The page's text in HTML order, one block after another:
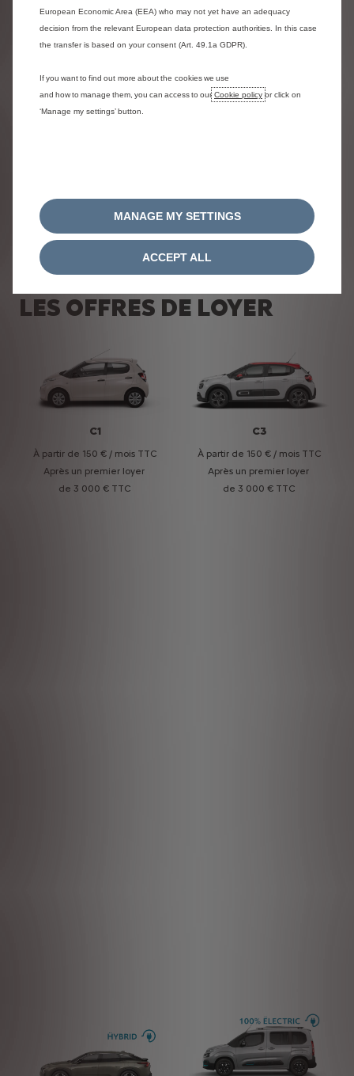
C3 AIRCROSS Ë-C4 ÉLECTRIQUE
Ë-C4 X ÉLECTRIQUE
XX XXX€
C5 AIRCROSS
LES OFFRES DE LOYER
C1
À partir de 150 € / mois TTC
Après un premier loyer
de 3 000 € TTC
C3
À partir de 150 € / mois TTC
Après un premier loyer
de 3 000 € TTC
European Economic Area (EEA) who may not yet have an adequacy
decision from the relevant European data protection authorities. In this case
the transfer is based on your consent (Art. 49.1a GDPR).
If you want to find out more about the cookies we use
and how to manage them, you can access to ourCookie policy or click on
‘Manage my settings’ button.
MANAGE MY SETTINGS
ACCEPT ALL